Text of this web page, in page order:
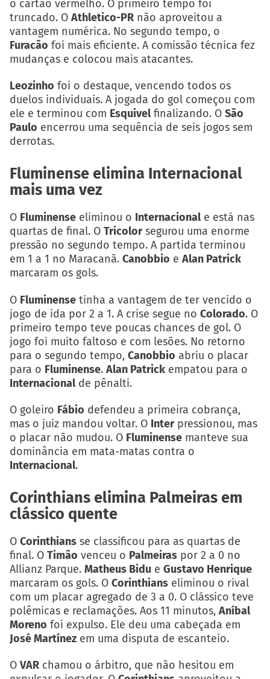
o cartão vermelho. O primeiro tempo foi
truncado. O Athletico-PR não aproveitou a
vantagem numérica. No segundo tempo, o
Furacão foi mais eficiente. A comissão técnica fez
mudanças e colocou mais atacantes.
Leozinho foi o destaque, vencendo todos os
duelos individuais. A jogada do gol começou com
ele e terminou com Esquivelfinalizando. O São
Paulo encerrou uma sequência de seis jogos sem
derrotas.
Fluminense elimina Internacional
mais uma vez
O Fluminense eliminou o Internacionale está nas
quartas de final. O Tricolorsegurou uma enorme
pressão no segundo tempo. A partida terminou
em 1 a 1 no Maracanã. Canobbio e Alan Patrick
marcaram os gols.
O Fluminense tinha a vantagem de ter vencido o
jogo de ida por 2 a 1. A crise segue no Colorado. O
primeiro tempo teve poucas chances de gol. O
jogo foi muito faltoso e com lesões. No retorno
para o segundo tempo, Canobbio abriu o placar
para o Fluminense. Alan Patrick empatou para o
Internacionalde pênalti.
O goleiro Fábio defendeu a primeira cobrança,
mas o juiz mandou voltar. O Interpressionou, mas
o placar não mudou. O Fluminense manteve sua
dominância em mata-matas contra o
Internacional.
Corinthians elimina Palmeiras em
clássico quente
O Corinthians se classificou para as quartas de
final. O Timão venceu o Palmeiras por 2 a 0 no
Allianz Parque. Matheus Bidu e Gustavo Henrique
marcaram os gols. O Corinthians eliminou o rival
com um placar agregado de 3 a 0. O clássico teve
polêmicas e reclamações. Aos 11 minutos, Aníbal
Moreno foi expulso. Ele deu uma cabeçada em
José Martínez em uma disputa de escanteio.
O VAR chamou o árbitro, que não hesitou em